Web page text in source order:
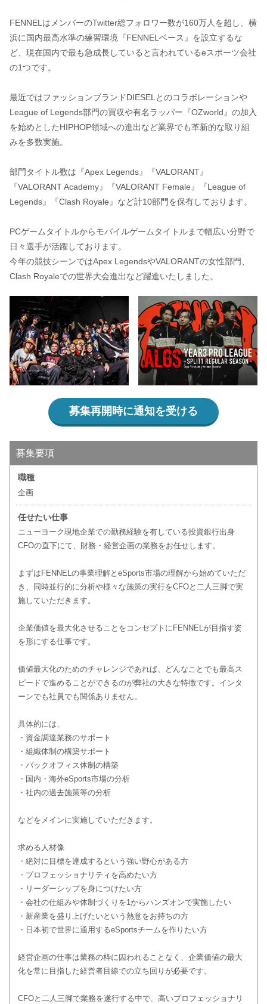
FENNELはメンバーのTwitter総フォロワー数が160万人を超し、横
浜に国内最高水準の練習環境『FENNELベース』を設立するな
ど、現在国内で最も急成長していると言われているeスポーツ会社
の1つです。
最近ではファッションブランドDIESELとのコラボレーションや
League of Legends部門の買収や有名ラッパー『OZworld』の加入
を始めとしたHIPHOP領域への進出など業界でも革新的な取り組
みを多数実施。
部門タイトル数は『Apex Legends』『VALORANT』
『VALORANT Academy』『VALORANT Female』『League of
Legends』『Clash Royale』など計10部門を保有しております。
PCゲームタイトルからモバイルゲームタイトルまで幅広い分野で
日々選手が活躍しております。
今年の競技シーンではApex LegendsやVALORANTの女性部門、
Clash Royaleでの世界大会進出など躍進いたしました。
募集再開時に通知を受ける
募集要項
職種
企画
任せたい仕事
ニューヨーク現地企業での勤務経験を有している投資銀行出身
CFOの直下にて、財務・経営企画の業務をお任せします。
まずはFENNELの事業理解とeSports市場の理解から始めていただ
き、同時並行的に分析や様々な施策の実行をCFOと二人三脚で実
施していただきます。
企業価値を最大化させることをコンセプトにFENNELが目指す姿
を形にする仕事です。
価値最大化のためのチャレンジであれば、どんなことでも最高ス
ピードで進めることができるのが弊社の大きな特徴です。インタ
ーンでも社員でも関係ありません。
具体的には、
・資金調達業務のサポート
・組織体制の構築サポート
・バックオフィス体制の構築
・国内・海外eSports市場の分析
・社内の過去施策等の分析
などをメインに実施していただきます。
求める人材像
・絶対に目標を達成するという強い野心がある方
・プロフェッショナリティを高めたい方
・リーダーシップを身につけたい方
・会社の仕組みや体制づくりを1からハンズオンで実施したい
・新産業を盛り上げたいという熱意をお持ちの方
・日本初で世界に通用するeSportsチームを作りたい方
経営企画の仕事は業務の枠に囚われることなく、企業価値の最大
化を常に目指した経営者目線での立ち回りが必要です。
CFOと二人三脚で業務を遂行する中で、高いプロフェッショナリ